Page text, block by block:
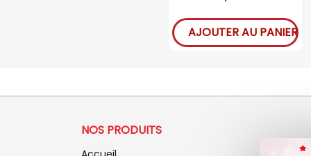
AJOUTER AU PANIER
NOS PRODUITS